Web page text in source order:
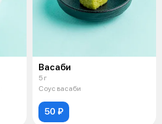
Васаби
5 г
Соус васаби
50 ₽